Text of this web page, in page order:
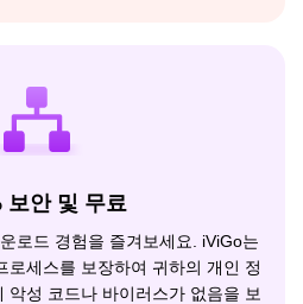
보안 및 무료
로드 경험을 즐겨보세요. iViGo는
로세스를 보장하여 귀하의 개인 정
악성 코드나 바이러스가 없음을 보